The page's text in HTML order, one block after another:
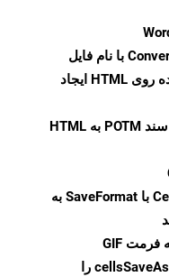
با نام فایل
محلی و فرمت تنظیم شده روی HTML ایجاد
از WordsApi برای تبدیل سند POTM به HTML
را از CellsAPI با SaveFormat به
GIF
را